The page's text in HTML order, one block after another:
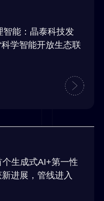
智能：晶泰科技发
学智能开放生态联
生成式AI+第一性
进展，管线进入